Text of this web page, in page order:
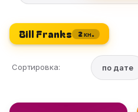
Bill Franks 2 кн.
Сортировка: по дате